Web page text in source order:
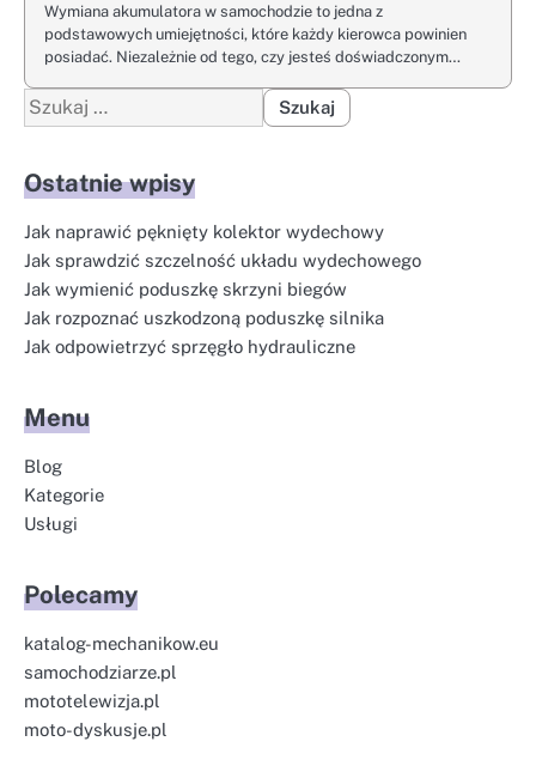
Wymiana akumulatora w samochodzie to jedna z
podstawowych umiejętności, które każdy kierowca powinien
posiadać. Niezależnie od tego, czy jesteś doświadczonym…
Szukaj:
Ostatnie wpisy
Jak naprawić pęknięty kolektor wydechowy
Jak sprawdzić szczelność układu wydechowego
Jak wymienić poduszkę skrzyni biegów
Jak rozpoznać uszkodzoną poduszkę silnika
Jak odpowietrzyć sprzęgło hydrauliczne
Menu
Blog
Kategorie
Usługi
Polecamy
katalog-mechanikow.eu
samochodziarze.pl
mototelewizja.pl
moto-dyskusje.pl